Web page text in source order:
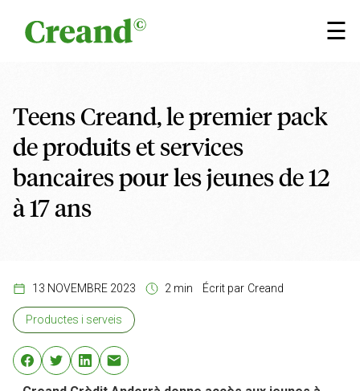
☰
×
Teens Creand, le premier pack
de produits et services
bancaires pour les jeunes de 12
à 17 ans
13 NOVEMBRE 2023 2 min Écrit par Creand
Productes i serveis